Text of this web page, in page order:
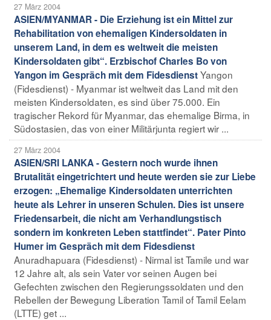
27 März 2004
ASIEN/MYANMAR - Die Erziehung ist ein Mittel zur
Rehabilitation von ehemaligen Kindersoldaten in
unserem Land, in dem es weltweit die meisten
Kindersoldaten gibt“. Erzbischof Charles Bo von
Yangon im Gespräch mit dem FidesdienstYangon
(Fidesdienst) - Myanmar ist weltweit das Land mit den
meisten Kindersoldaten, es sind über 75.000. Ein
tragischer Rekord für Myanmar, das ehemalige Birma, in
Südostasien, das von einer Militärjunta regiert wir ...
27 März 2004
ASIEN/SRI LANKA - Gestern noch wurde ihnen
Brutalität eingetrichtert und heute werden sie zur Liebe
erzogen: „Ehemalige Kindersoldaten unterrichten
heute als Lehrer in unseren Schulen. Dies ist unsere
Friedensarbeit, die nicht am Verhandlungstisch
sondern im konkreten Leben stattfindet“. Pater Pinto
Humer im Gespräch mit dem Fidesdienst
Anuradhapuara (Fidesdienst) - Nirmal ist Tamile und war
12 Jahre alt, als sein Vater vor seinen Augen bei
Gefechten zwischen den Regierungssoldaten und den
Rebellen der Bewegung Liberation Tamil of Tamil Eelam
(LTTE) get ...